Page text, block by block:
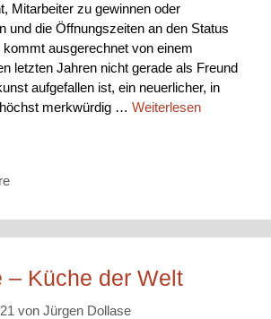
Mitarbeiter zu gewinnen oder
und die Öffnungszeiten an den Status
ausgerechnet von einem
letzten Jahren nicht gerade als Freund
aufgefallen ist, ein neuerlicher, in
merkwürdig … Weiterlesen
– Küche der Welt
von Jürgen Dollase